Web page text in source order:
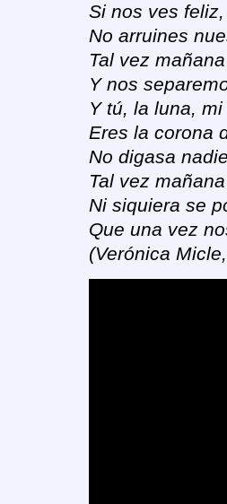
Si nos ves feliz,
No arruines
Tal vez
Y nos
Y tú, la luna,
Eres la corona
No digasa
Tal vez
Ni siquiera se
Que una vez
(Verónica